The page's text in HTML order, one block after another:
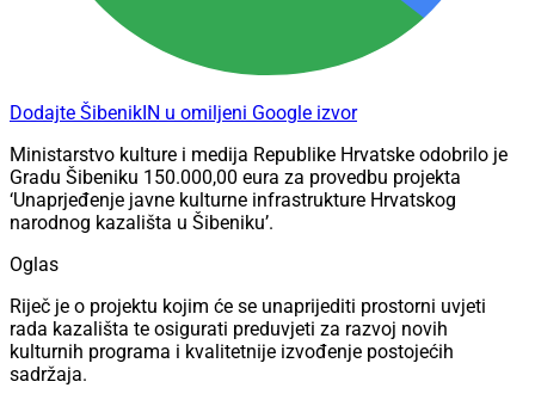
Dodajte ŠibenikIN u omiljeni Google izvor
Ministarstvo kulture i medija Republike Hrvatske odobrilo je
Gradu Šibeniku 150.000,00 eura za provedbu projekta
‘Unaprjeđenje javne kulturne infrastrukture Hrvatskog
narodnog kazališta u Šibeniku’.
Oglas
Riječ je o projektu kojim će se unaprijediti prostorni uvjeti
rada kazališta te osigurati preduvjeti za razvoj novih
kulturnih programa i kvalitetnije izvođenje postojećih
sadržaja.